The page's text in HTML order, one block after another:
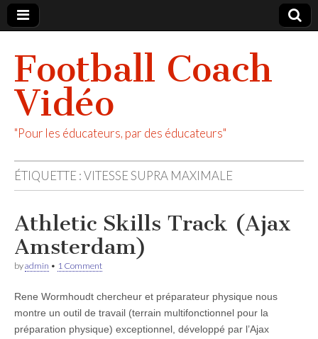
Football Coach
Vidéo
"Pour les éducateurs, par des éducateurs"
ÉTIQUETTE :VITESSE SUPRA MAXIMALE
Athletic Skills Track (Ajax
Amsterdam)
byadmin • 1 Comment
Rene Wormhoudt chercheur et préparateur physique nous
montre un outil de travail (terrain multifonctionnel pour la
préparation physique) exceptionnel, développé par l’Ajax